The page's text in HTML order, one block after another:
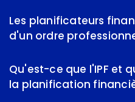
Les planificateurs
d'un ordre
Qu'est-ce que l'IPF et
la planification